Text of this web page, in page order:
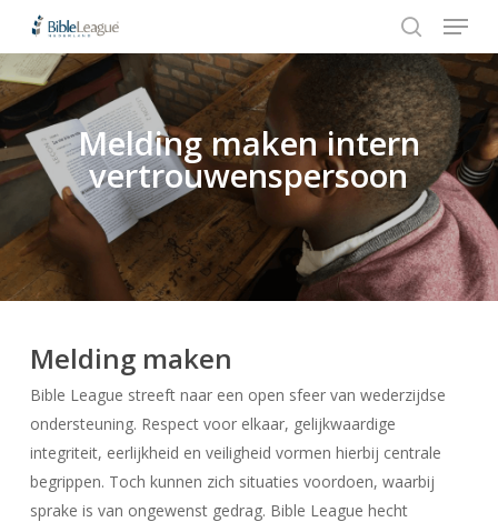
main
content
Hit enter to search or ESC to close
search
Menu
Melding maken intern
vertrouwenspersoon
Melding maken
Bible League streeft naar een open sfeer van wederzijdse
ondersteuning. Respect voor elkaar, gelijkwaardige
integriteit, eerlijkheid en veiligheid vormen hierbij centrale
begrippen. Toch kunnen zich situaties voordoen, waarbij
sprake is van ongewenst gedrag. Bible League hecht
Close
Menu